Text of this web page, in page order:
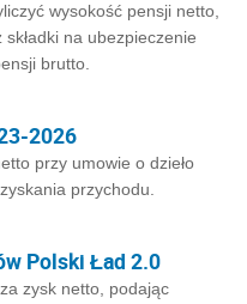
wysokość pensji netto,
na ubezpieczenie
brutto.
2026
przy umowie o dzieło
przychodu.
Polski Ład 2.0
zysk netto, podając